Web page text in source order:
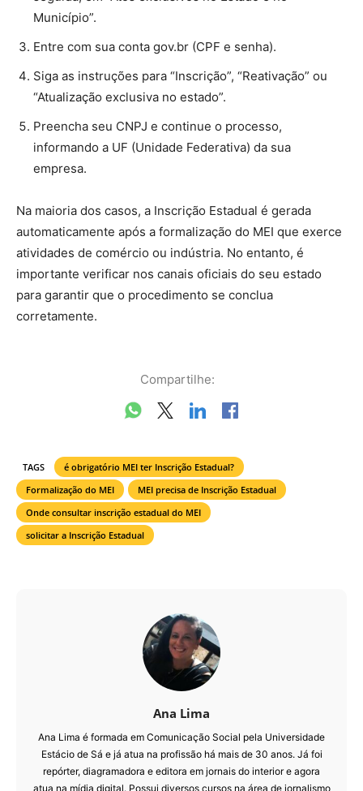
Município”.
Entre com sua conta gov.br (CPF e senha).
Siga as instruções para “Inscrição”, “Reativação” ou
“Atualização exclusiva no estado”.
Preencha seu CNPJ e continue o processo,
informando a UF (Unidade Federativa) da sua
empresa.
Na maioria dos casos, a Inscrição Estadual é gerada
automaticamente após a formalização do MEI que exerce
atividades de comércio ou indústria. No entanto, é
importante verificar nos canais oficiais do seu estado
para garantir que o procedimento se conclua
corretamente.
Compartilhe:
TAGS
é obrigatório MEI ter Inscrição Estadual?
Formalização do MEI
MEI precisa de Inscrição Estadual
Onde consultar inscrição estadual do MEI
solicitar a Inscrição Estadual
Ana Lima
Ana Lima é formada em Comunicação Social pela Universidade
Estácio de Sá e já atua na profissão há mais de 30 anos. Já foi
repórter, diagramadora e editora em jornais do interior e agora
atua na mídia digital. Possui diversos cursos na área de jornalismo